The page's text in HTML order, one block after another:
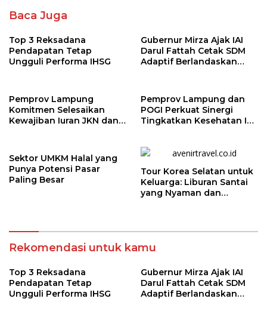
Baca Juga
Top 3 Reksadana
Pendapatan Tetap
Ungguli Performa IHSG
Gubernur Mirza Ajak IAI
Darul Fattah Cetak SDM
Adaptif Berlandaskan
Pemprov Lampung
Komitmen Selesaikan
Kewajiban Iuran JKN dan
Kesehatan
Pemprov Lampung dan
POGI Perkuat Sinergi
Tingkatkan Kesehatan Ibu
Sektor UMKM Halal yang
Punya Potensi Pasar
Paling Besar
Tour Korea Selatan untuk
Keluarga: Liburan Santai
yang Nyaman dan
Rekomendasi untuk kamu
Top 3 Reksadana
Pendapatan Tetap
Ungguli Performa IHSG
Gubernur Mirza Ajak IAI
Darul Fattah Cetak SDM
Adaptif Berlandaskan